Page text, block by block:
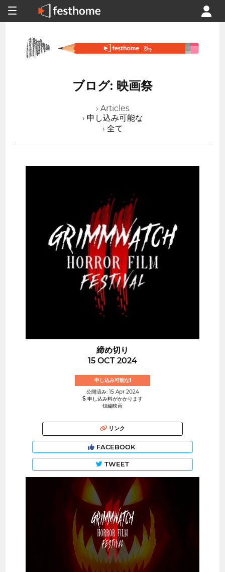
ブログ: 映画祭
› Articles
› 申し込み可能な
› 全て
締め切り
15 OCT 2024
申し込み可能な!
公開済み: 15 Apr 2024
申し込み料がかかります
短編映画
リンク
FACEBOOK
TWEET